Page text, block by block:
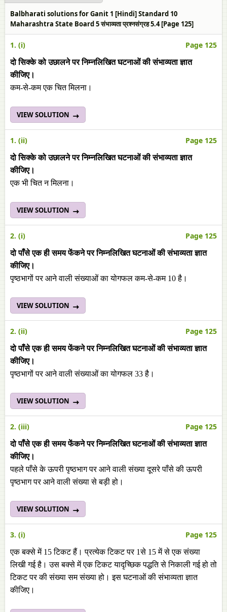
Balbharati solutions for Ganit 1 [Hindi] Standard 10
Maharashtra State Board 5 संभाव्यता प्रश्नसंग्रह 5.4 [Page 125]
1. (i) Page 125
दो सिक्के को उछालने पर निम्नलिखित घटनाओं की संभाव्यता ज्ञात
कीजिए।
कम-से-कम एक चित मिलना।
VIEW SOLUTION
1. (ii) Page 125
दो सिक्के को उछालने पर निम्नलिखित घटनाओं की संभाव्यता ज्ञात
कीजिए।
एक भी चित न मिलना।
VIEW SOLUTION
2. (i) Page 125
दो पाँसे एक ही समय फेंकने पर निम्नलिखित घटनाओं की संभाव्यता ज्ञात
कीजिए।
पृष्ठभागों पर आने वाली संख्याओं का योगफल कम-से-कम 10 है।
VIEW SOLUTION
2. (ii) Page 125
दो पाँसे एक ही समय फेंकने पर निम्नलिखित घटनाओं की संभाव्यता ज्ञात
कीजिए।
पृष्ठभागों पर आने वाली संख्याओं का योगफल 33 है।
VIEW SOLUTION
2. (iii) Page 125
दो पाँसे एक ही समय फेंकने पर निम्नलिखित घटनाओं की संभाव्यता ज्ञात
कीजिए।
पहले पाँसे के ऊपरी पृष्ठभाग पर आने वाली संख्या दूसरे पाँसे की ऊपरी
पृष्ठभाग पर आने वाली संख्या से बड़ी हो।
VIEW SOLUTION
3. (i) Page 125
एक बक्से में 15 टिकट हैं। प्रत्येक टिकट पर 1से 15 में से एक संख्या
लिखी गई है। उस बक्से में एक टिकट यादृच्छिक पद्धति से निकाली गई हो तो
टिकट पर की संख्या सम संख्या हो। इस घटनाओं की संभाव्यता ज्ञात
कीजिए।